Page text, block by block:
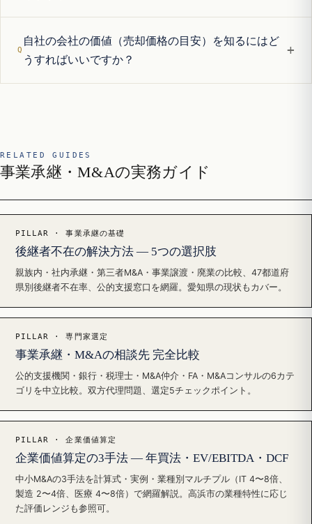
自社の会社の価値（売却価格の目安）を知るにはど
うすればいいですか？
+
RELATED GUIDES
事業承継・M&Aの実務ガイド
PILLAR · 事業承継の基礎
後継者不在の解決方法 — 5つの選択肢
親族内・社内承継・第三者M&A・事業譲渡・廃業の比較、47都道府
県別後継者不在率、公的支援窓口を網羅。愛知県の現状もカバー。
PILLAR · 専門家選定
事業承継・M&Aの相談先 完全比較
公的支援機関・銀行・税理士・M&A仲介・FA・M&Aコンサルの6カテ
ゴリを中立比較。双方代理問題、選定5チェックポイント。
PILLAR · 企業価値算定
企業価値算定の3手法 — 年買法・EV/EBITDA・DCF
中小M&Aの3手法を計算式・実例・業種別マルチプル（IT 4〜8倍、
製造 2〜4倍、医療 4〜8倍）で網羅解説。高浜市の業種特性に応じ
た評価レンジも参照可。